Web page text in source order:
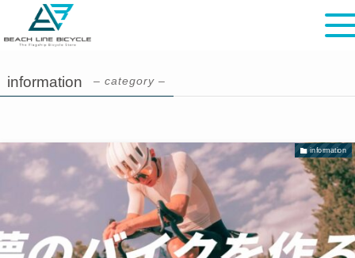
information – category –
information